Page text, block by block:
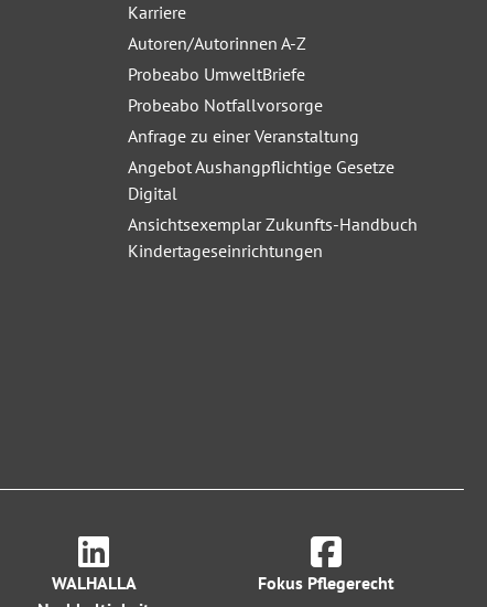
Karriere
Autoren/Autorinnen A-Z
Probeabo UmweltBriefe
Probeabo Notfallvorsorge
Anfrage zu einer Veranstaltung
Angebot Aushangpflichtige Gesetze
Digital
Ansichtsexemplar Zukunfts-Handbuch
Kindertageseinrichtungen
WALHALLA
Fokus Pflegerecht